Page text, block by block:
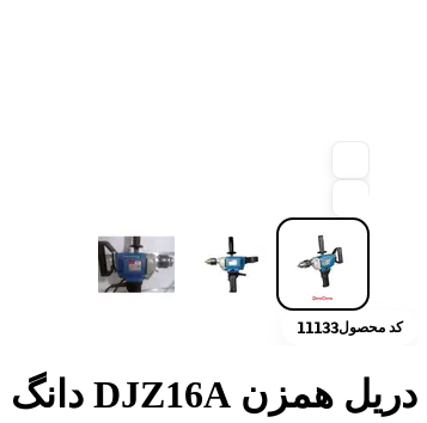
کد محصول11133
دریل همزن DJZ16A دانگ چنگ